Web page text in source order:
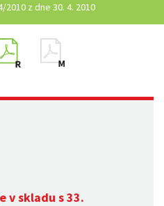
2010 z dne 30. 4. 2010
v skladu s 33.